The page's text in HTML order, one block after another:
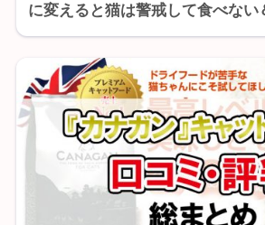
に変えると猫は警戒して食べない